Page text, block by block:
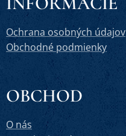
Ochrana osobných údajov
Obchodné podmienky
OBCHOD
O nás